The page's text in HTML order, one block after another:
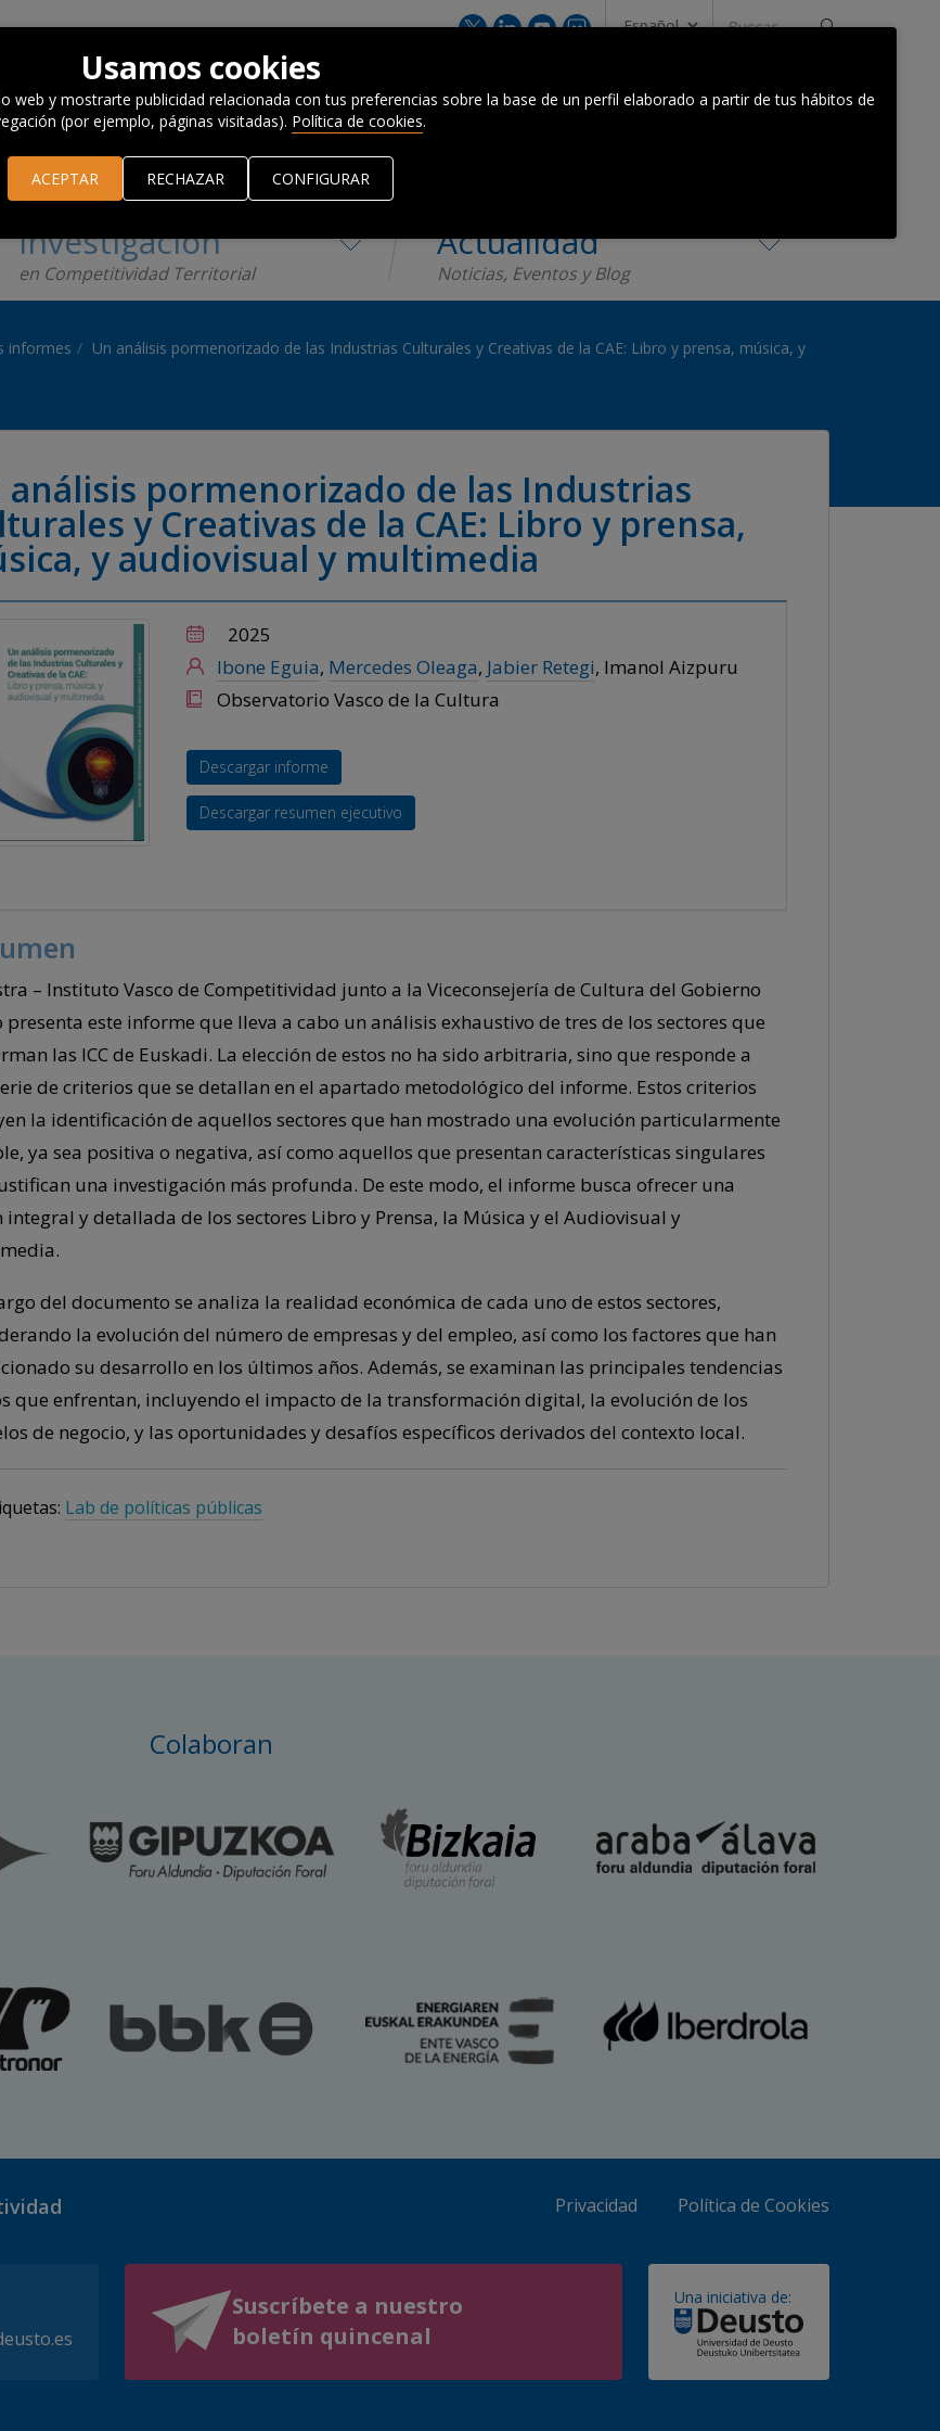
CONTACTA CON NOSOTROS
Investigación
en Competitividad Territorial
Actualidad
Noticias, Eventos y Blog
informes
Un análisis pormenorizado de las Industrias Culturales y Creativas de la CAE: Libro y prensa, música, y
análisis pormenorizado de las Industrias
y Creativas de la CAE: Libro y prensa,
y audiovisual y multimedia
2025
Ibone Eguia, Mercedes Oleaga, Jabier Retegi, Imanol Aizpuru
Observatorio Vasco de la Cultura
Descargar informe
Descargar resumen ejecutivo
– Instituto Vasco de Competitividad junto a la Viceconsejería de Cultura del Gobierno
presenta este informe que lleva a cabo un análisis exhaustivo de tres de los sectores que
las ICC de Euskadi. La elección de estos no ha sido arbitraria, sino que responde a
de criterios que se detallan en el apartado metodológico del informe. Estos criterios
la identificación de aquellos sectores que han mostrado una evolución particularmente
ya sea positiva o negativa, así como aquellos que presentan características singulares
una investigación más profunda. De este modo, el informe busca ofrecer una
integral y detallada de los sectores Libro y Prensa, la Música y el Audiovisual y
del documento se analiza la realidad económica de cada uno de estos sectores,
la evolución del número de empresas y del empleo, así como los factores que han
su desarrollo en los últimos años. Además, se examinan las principales tendencias
que enfrentan, incluyendo el impacto de la transformación digital, la evolución de los
de negocio, y las oportunidades y desafíos específicos derivados del contexto local.
Lab de políticas públicas
Colaboran
Privacidad Política de Cookies
Suscríbete a nuestro
boletín quincenal
Una iniciativa de:
Usamos cookies
web y mostrarte publicidad relacionada con tus preferencias sobre la base de un perfil elaborado a partir de tus hábitos de
(por ejemplo, páginas visitadas). Política de cookies.
CONFIGURAR
RECHAZAR
ACEPTAR